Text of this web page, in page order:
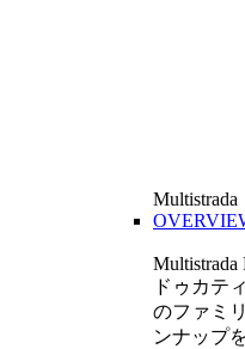
Multistrada
Multistrada
ドゥカテ
のファミ
ンナップ